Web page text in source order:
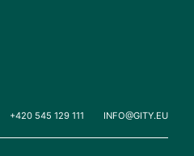
+420 545 129 111 INFO@GITY.EU